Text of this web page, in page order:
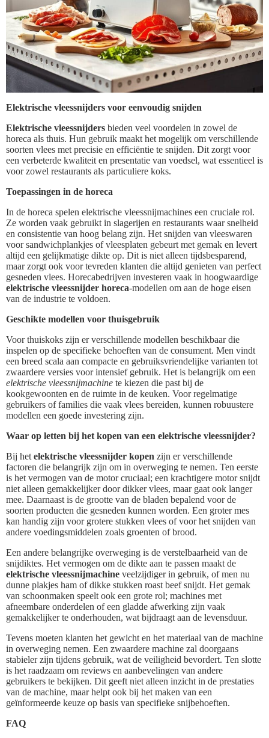
Elektrische vleessnijders voor eenvoudig snijden
Elektrische vleessnijders bieden veel voordelen in zowel de
horeca als thuis. Hun gebruik maakt het mogelijk om verschillende
soorten vlees met precisie en efficiëntie te snijden. Dit zorgt voor
een verbeterde kwaliteit en presentatie van voedsel, wat essentieel is
voor zowel restaurants als particuliere koks.
Toepassingen in de horeca
In de horeca spelen elektrische vleessnijmachines een cruciale rol.
Ze worden vaak gebruikt in slagerijen en restaurants waar snelheid
en consistentie van hoog belang zijn. Het snijden van vleeswaren
voor sandwichplankjes of vleesplaten gebeurt met gemak en levert
altijd een gelijkmatige dikte op. Dit is niet alleen tijdsbesparend,
maar zorgt ook voor tevreden klanten die altijd genieten van perfect
gesneden vlees. Horecabedrijven investeren vaak in hoogwaardige
elektrische vleessnijder horeca-modellen om aan de hoge eisen
van de industrie te voldoen.
Geschikte modellen voor thuisgebruik
Voor thuiskoks zijn er verschillende modellen beschikbaar die
inspelen op de specifieke behoeften van de consument. Men vindt
een breed scala aan compacte en gebruiksvriendelijke varianten tot
zwaardere versies voor intensief gebruik. Het is belangrijk om een
elektrische vleessnijmachine te kiezen die past bij de
kookgewoonten en de ruimte in de keuken. Voor regelmatige
gebruikers of families die vaak vlees bereiden, kunnen robuustere
modellen een goede investering zijn.
Waar op letten bij het kopen van een elektrische vleessnijder?
Bij het elektrische vleessnijder kopen zijn er verschillende
factoren die belangrijk zijn om in overweging te nemen. Ten eerste
is het vermogen van de motor cruciaal; een krachtigere motor snijdt
niet alleen gemakkelijker door dikker vlees, maar gaat ook langer
mee. Daarnaast is de grootte van de bladen bepalend voor de
soorten producten die gesneden kunnen worden. Een groter mes
kan handig zijn voor grotere stukken vlees of voor het snijden van
andere voedingsmiddelen zoals groenten of brood.
Een andere belangrijke overweging is de verstelbaarheid van de
snijdiktes. Het vermogen om de dikte aan te passen maakt de
elektrische vleessnijmachine veelzijdiger in gebruik, of men nu
dunne plakjes ham of dikke stukken roast beef snijdt. Het gemak
van schoonmaken speelt ook een grote rol; machines met
afneembare onderdelen of een gladde afwerking zijn vaak
gemakkelijker te onderhouden, wat bijdraagt aan de levensduur.
Tevens moeten klanten het gewicht en het materiaal van de machine
in overweging nemen. Een zwaardere machine zal doorgaans
stabieler zijn tijdens gebruik, wat de veiligheid bevordert. Ten slotte
is het raadzaam om reviews en aanbevelingen van andere
gebruikers te bekijken. Dit geeft niet alleen inzicht in de prestaties
van de machine, maar helpt ook bij het maken van een
geïnformeerde keuze op basis van specifieke snijbehoeften.
FAQ